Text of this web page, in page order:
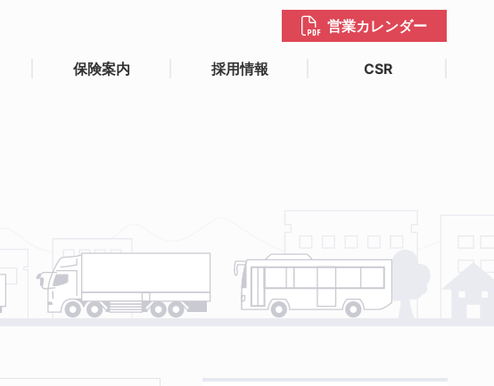
保険案内 採用情報 CSR
営業カレンダー